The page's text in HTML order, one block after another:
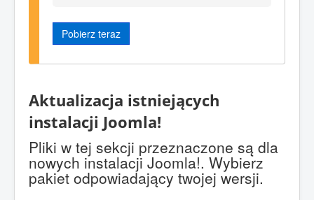
Pobierz teraz
Aktualizacja istniejących
instalacji Joomla!
Pliki w tej sekcji przeznaczone są dla
nowych instalacji Joomla!. Wybierz
pakiet odpowiadający twojej wersji.